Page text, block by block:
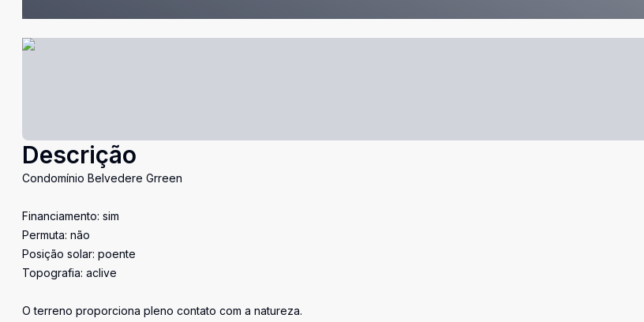
Descrição
Condomínio Belvedere Grreen
Financiamento: sim
Permuta: não
Posição solar: poente
Topografia: aclive
O terreno proporciona pleno contato com a natureza.